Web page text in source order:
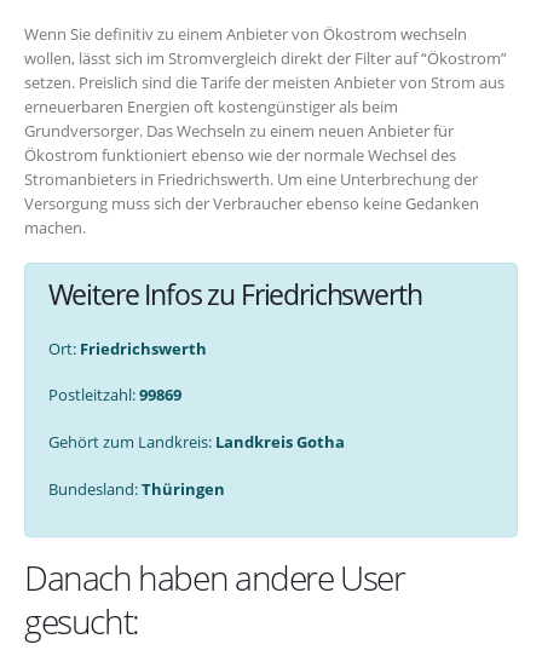
Wenn Sie definitiv zu einem Anbieter von Ökostrom wechseln
wollen, lässt sich im Stromvergleich direkt der Filter auf “Ökostrom”
setzen. Preislich sind die Tarife der meisten Anbieter von Strom aus
erneuerbaren Energien oft kostengünstiger als beim
Grundversorger. Das Wechseln zu einem neuen Anbieter für
Ökostrom funktioniert ebenso wie der normale Wechsel des
Stromanbieters in Friedrichswerth. Um eine Unterbrechung der
Versorgung muss sich der Verbraucher ebenso keine Gedanken
machen.
Weitere Infos zu Friedrichswerth
Ort: Friedrichswerth
Postleitzahl:99869
Gehört zum Landkreis: Landkreis Gotha
Bundesland:Thüringen
Danach haben andere User
gesucht: